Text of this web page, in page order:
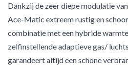
Dankzij de zeer diepe modulatie
Ace-Matic extreem rustig en
combinatie met een hybride
zelfinstellende adaptieve gas/
garandeert altijd een schone